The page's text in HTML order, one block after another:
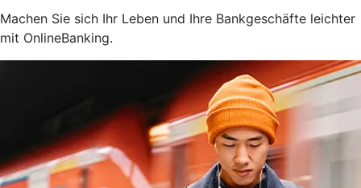
Machen Sie sich Ihr Leben und Ihre Bankgeschäfte leichter
mit OnlineBanking.